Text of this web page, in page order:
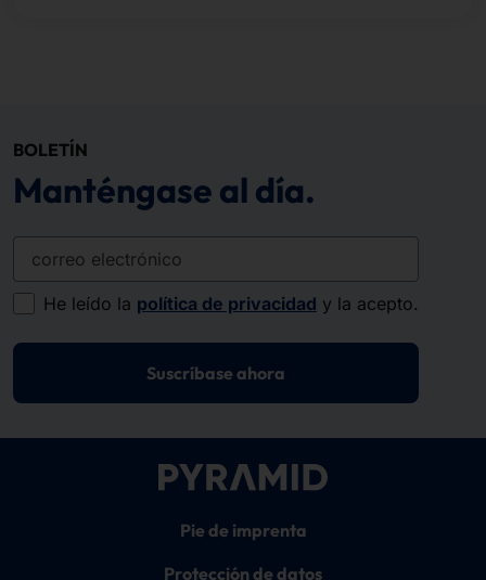
BOLETÍN
Manténgase al día.
correo electrónico
He leído la política de privacidad y la acepto.
Suscríbase ahora
Pie de imprenta
Protección de datos